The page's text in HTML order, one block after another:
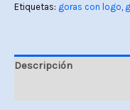
Etiquetas: goras con logo
Descripción